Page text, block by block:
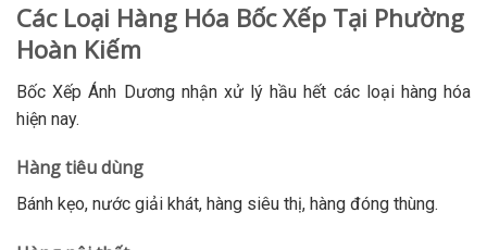
Các Loại Hàng Hóa Bốc Xếp Tại Phường
Hoàn Kiếm
Bốc Xếp Ánh Dương nhận xử lý hầu hết các loại hàng hóa
hiện nay.
Hàng tiêu dùng
Bánh kẹo, nước giải khát, hàng siêu thị, hàng đóng thùng.